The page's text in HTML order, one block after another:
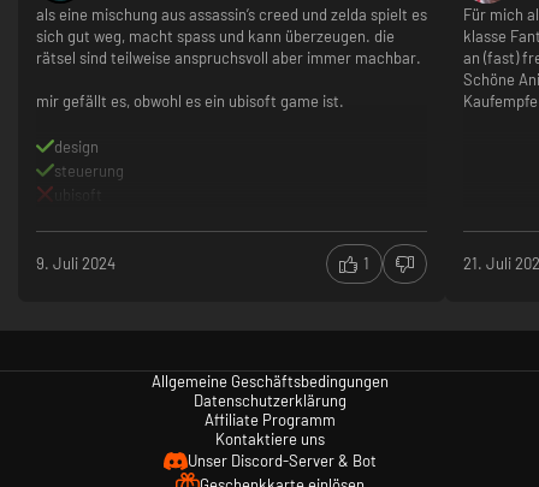
als eine mischung aus assassin’s creed und zelda spielt es
sich gut weg, macht spass und kann überzeugen. die
rätsel sind teilweise anspruchsvoll aber immer machbar.
mir gefällt es, obwohl es ein ubisoft game ist.
design
steuerung
9. Juli 2024 1
Für mich
klasse
an (fast)
Schöne
21. Juli
Allgemeine Geschäftsbedingungen
Datenschutzerklärung
Affiliate Programm
Kontaktiere uns
Unser Discord-Server & Bot